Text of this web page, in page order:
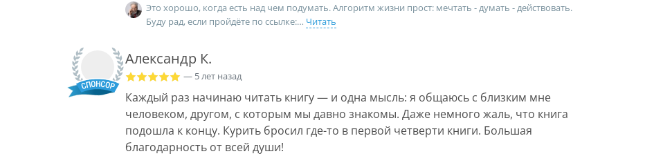
Это хорошо, когда есть над чем подумать. Алгоритм жизни прост: мечтать - думать - действовать.
Буду рад, если пройдёте по ссылке:
Читать
Александр К.
— 5 лет назад
Каждый раз начинаю читать книгу — и одна мысль: я общаюсь с близким мне
человеком, другом, с которым мы давно знакомы. Даже немного жаль, что книга
подошла к концу. Курить бросил где-то в первой четверти книги. Большая
благодарность от всей души!